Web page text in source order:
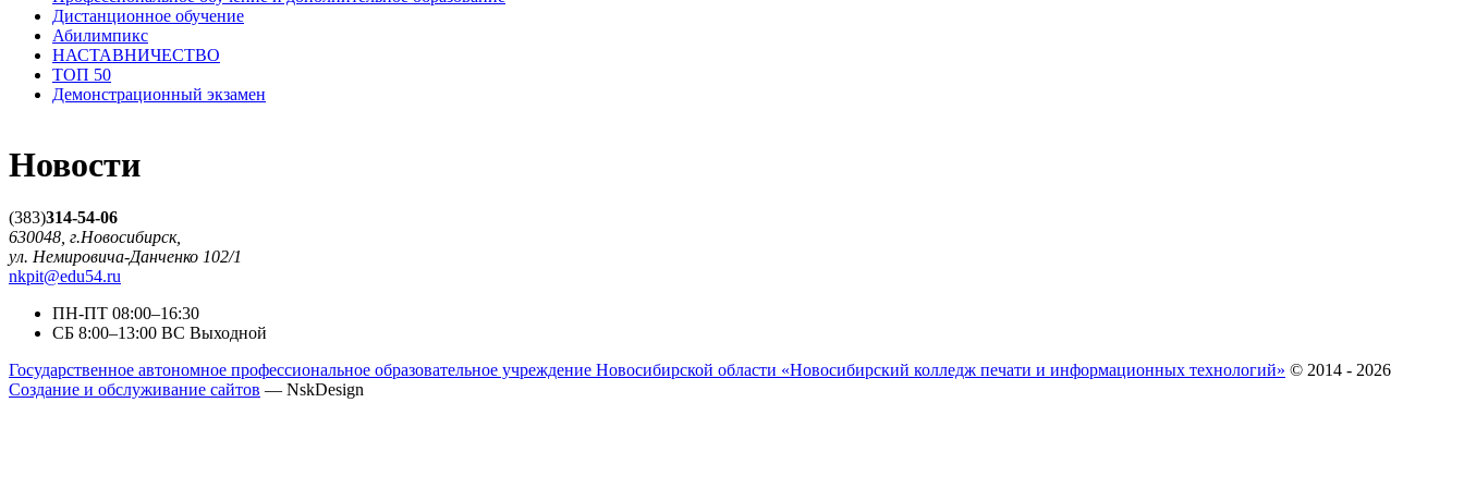
Дистанционное обучение
Абилимпикс
НАСТАВНИЧЕСТВО
ТОП 50
Демонстрационный экзамен
Новости
(383)314-54-06
630048, г.Новосибирск,
ул. Немировича-Данченко 102/1
nkpit@edu54.ru
ПН-ПТ 08:00–16:30
CБ 8:00–13:00 ВС Выходной
Государственное автономное профессиональное образовательное учреждение Новосибирской области «Новосибирский колледж печати и информационных технологий» © 2014 - 2026
Создание и обслуживание сайтов — NskDesign